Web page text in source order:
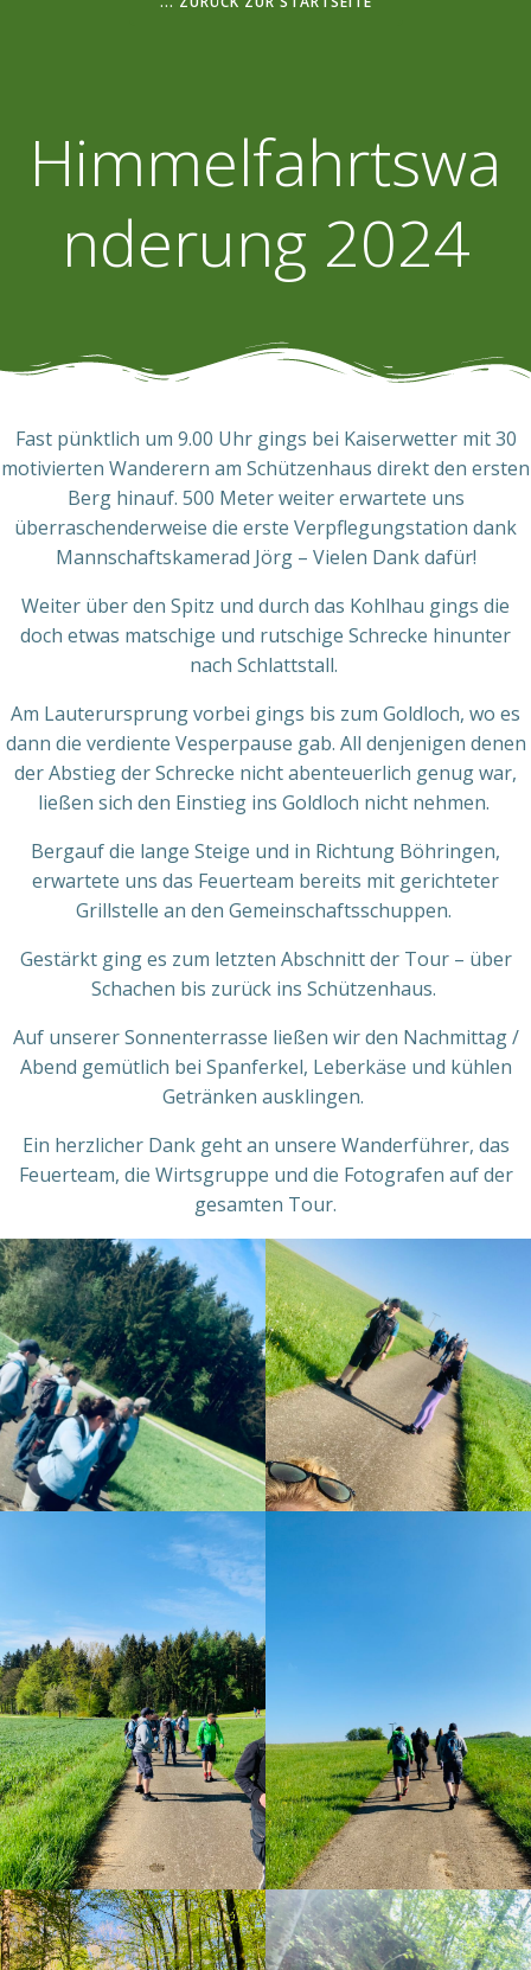
Himmelfahrtswa
nderung 2024
Fast pünktlich um 9.00 Uhr gings bei Kaiserwetter mit 30
motivierten Wanderern am Schützenhaus direkt den ersten
Berg hinauf. 500 Meter weiter erwartete uns
überraschenderweise die erste Verpflegungstation dank
Mannschaftskamerad Jörg – Vielen Dank dafür!
Weiter über den Spitz und durch das Kohlhau gings die
doch etwas matschige und rutschige Schrecke hinunter
nach Schlattstall.
Am Lauterursprung vorbei gings bis zum Goldloch, wo es
dann die verdiente Vesperpause gab. All denjenigen denen
der Abstieg der Schrecke nicht abenteuerlich genug war,
ließen sich den Einstieg ins Goldloch nicht nehmen.
Bergauf die lange Steige und in Richtung Böhringen,
erwartete uns das Feuerteam bereits mit gerichteter
Grillstelle an den Gemeinschaftsschuppen.
Gestärkt ging es zum letzten Abschnitt der Tour – über
Schachen bis zurück ins Schützenhaus.
Auf unserer Sonnenterrasse ließen wir den Nachmittag /
Abend gemütlich bei Spanferkel, Leberkäse und kühlen
Getränken ausklingen.
Ein herzlicher Dank geht an unsere Wanderführer, das
Feuerteam, die Wirtsgruppe und die Fotografen auf der
gesamten Tour.